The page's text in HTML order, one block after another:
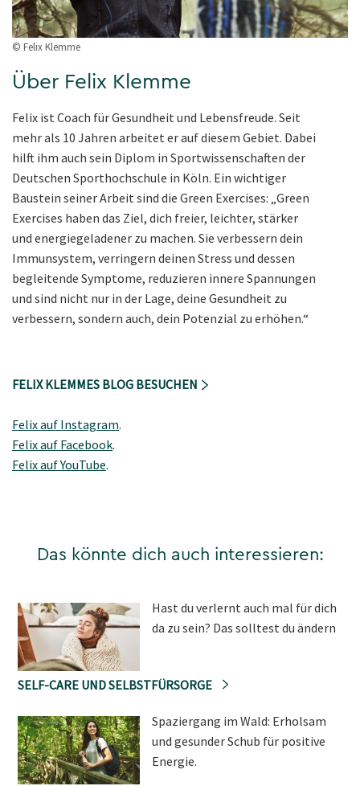
© Felix Klemme
Über Felix Klemme
Felix ist Coach für Gesundheit und Lebensfreude. Seit
mehr als 10 Jahren arbeitet er auf diesem Gebiet. Dabei
hilft ihm auch sein Diplom in Sportwissenschaften der
Deutschen Sporthochschule in Köln. Ein wichtiger
Baustein seiner Arbeit sind die Green Exercises: „Green
Exercises haben das Ziel, dich freier, leichter, stärker
und energiegeladener zu machen. Sie verbessern dein
Immunsystem, verringern deinen Stress und dessen
begleitende Symptome, reduzieren innere Spannungen
und sind nicht nur in der Lage, deine Gesundheit zu
verbessern, sondern auch, dein Potenzial zu erhöhen.“
FELIX KLEMMES BLOG BESUCHEN
Felix auf Instagram.
Felix auf Facebook.
Felix aufYouTube.
Das könnte dich auch interessieren:
Hast du verlernt auch mal für dich
da zu sein? Das solltest du ändern
SELF-CARE UND SELBSTFÜRSORGE
Spaziergang im Wald: Erholsam
und gesunder Schub für positive
Energie.